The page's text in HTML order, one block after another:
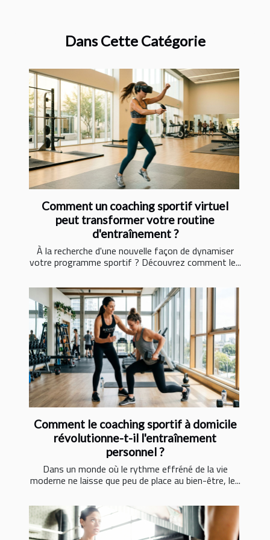
Dans Cette Catégorie
Comment un coaching sportif virtuel
peut transformer votre routine
d'entraînement ?
À la recherche d'une nouvelle façon de dynamiser
votre programme sportif ? Découvrez comment le...
Comment le coaching sportif à domicile
révolutionne-t-il l'entraînement
personnel ?
Dans un monde où le rythme effréné de la vie
moderne ne laisse que peu de place au bien-être, le...